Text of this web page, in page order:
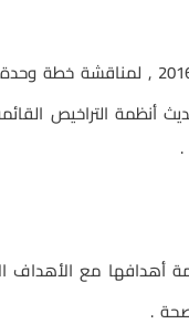
أنظمة التراخيص
.
مع الأهداف
.